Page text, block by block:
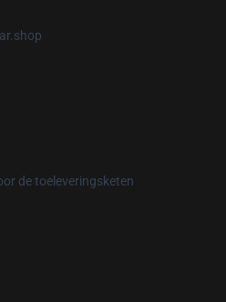
de toeleveringsketen